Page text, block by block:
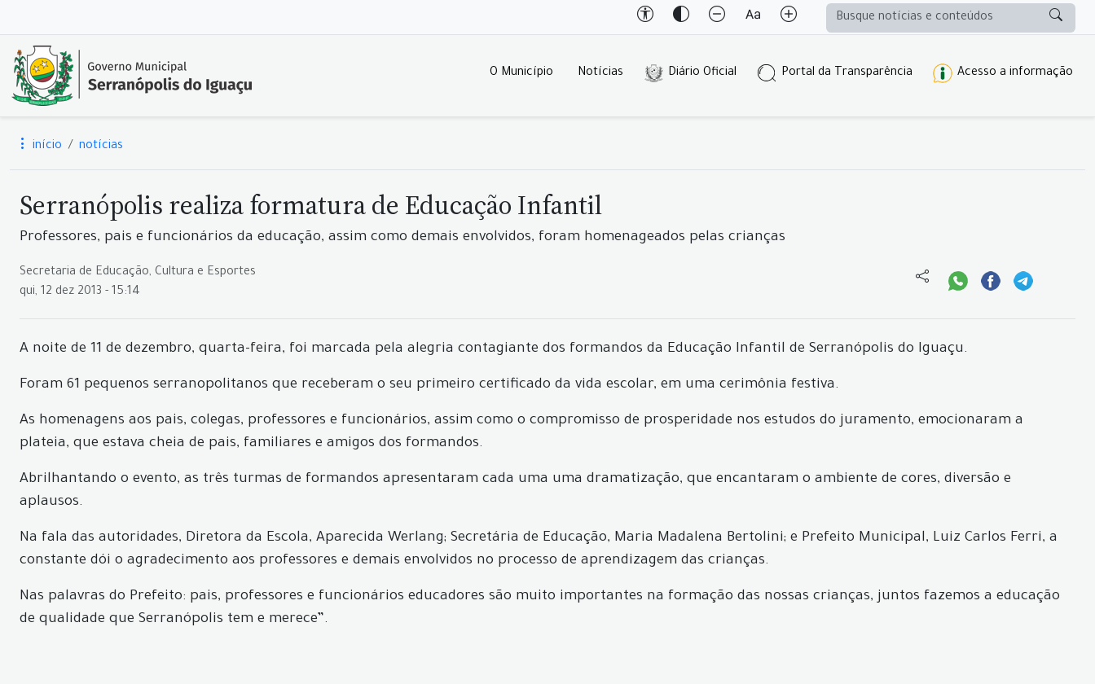
O Município Notícias Diário Oficial Portal da Transparência Acesso a informação
início notícias
Serranópolis realiza formatura de Educação Infantil
Professores, pais e funcionários da educação, assim como demais envolvidos, foram homenageados pelas crianças
Secretaria de Educação, Cultura e Esportes
qui, 12 dez 2013 - 15:14
A noite de 11 de dezembro, quarta-feira, foi marcada pela alegria contagiante dos formandos da Educação Infantil de Serranópolis do Iguaçu.
Foram 61 pequenos serranopolitanos que receberam o seu primeiro certificado da vida escolar, em uma cerimônia festiva.
As homenagens aos pais, colegas, professores e funcionários, assim como o compromisso de prosperidade nos estudos do juramento, emocionaram a
plateia, que estava cheia de pais, familiares e amigos dos formandos.
Abrilhantando o evento, as três turmas de formandos apresentaram cada uma uma dramatização, que encantaram o ambiente de cores, diversão e
aplausos.
Na fala das autoridades, Diretora da Escola, Aparecida Werlang; Secretária de Educação, Maria Madalena Bertolini; e Prefeito Municipal, Luiz Carlos Ferri, a
constante dói o agradecimento aos professores e demais envolvidos no processo de aprendizagem das crianças.
Nas palavras do Prefeito: pais, professores e funcionários educadores são muito importantes na formação das nossas crianças, juntos fazemos a educação
de qualidade que Serranópolis tem e merece”.